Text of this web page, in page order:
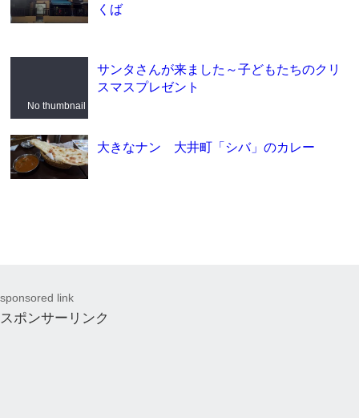
くば
No thumbnail
サンタさんが来ました～子どもたちのクリ
スマスプレゼント
大きなナン 大井町「シバ」のカレー
sponsored link
スポンサーリンク